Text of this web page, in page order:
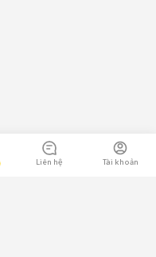
Liên hệ Tài khoản